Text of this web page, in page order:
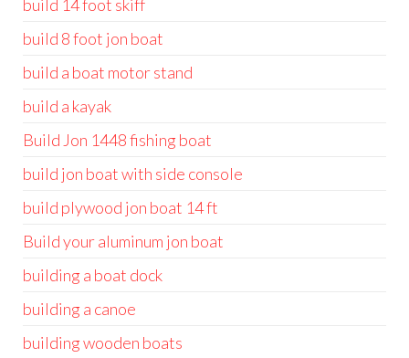
build 14 foot skiff
build 8 foot jon boat
build a boat motor stand
build a kayak
Build Jon 1448 fishing boat
build jon boat with side console
build plywood jon boat 14 ft
Build your aluminum jon boat
building a boat dock
building a canoe
building wooden boats